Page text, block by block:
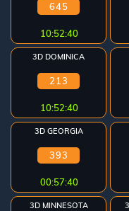
645
10:52:40
3D DOMINICA
213
10:52:40
3D GEORGIA
393
00:57:40
3D MINNESOTA